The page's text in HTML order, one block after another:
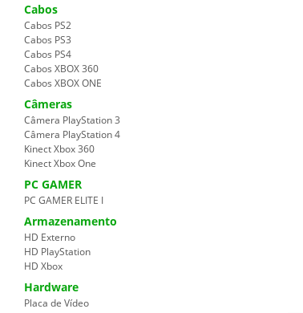
Cabos
Cabos PS2
Cabos PS3
Cabos PS4
Cabos XBOX 360
Cabos XBOX ONE
Câmeras
Câmera PlayStation 3
Câmera PlayStation 4
Kinect Xbox 360
Kinect Xbox One
PC GAMER
PC GAMER ELITE I
Armazenamento
HD Externo
HD PlayStation
HD Xbox
Hardware
Placa de Vídeo